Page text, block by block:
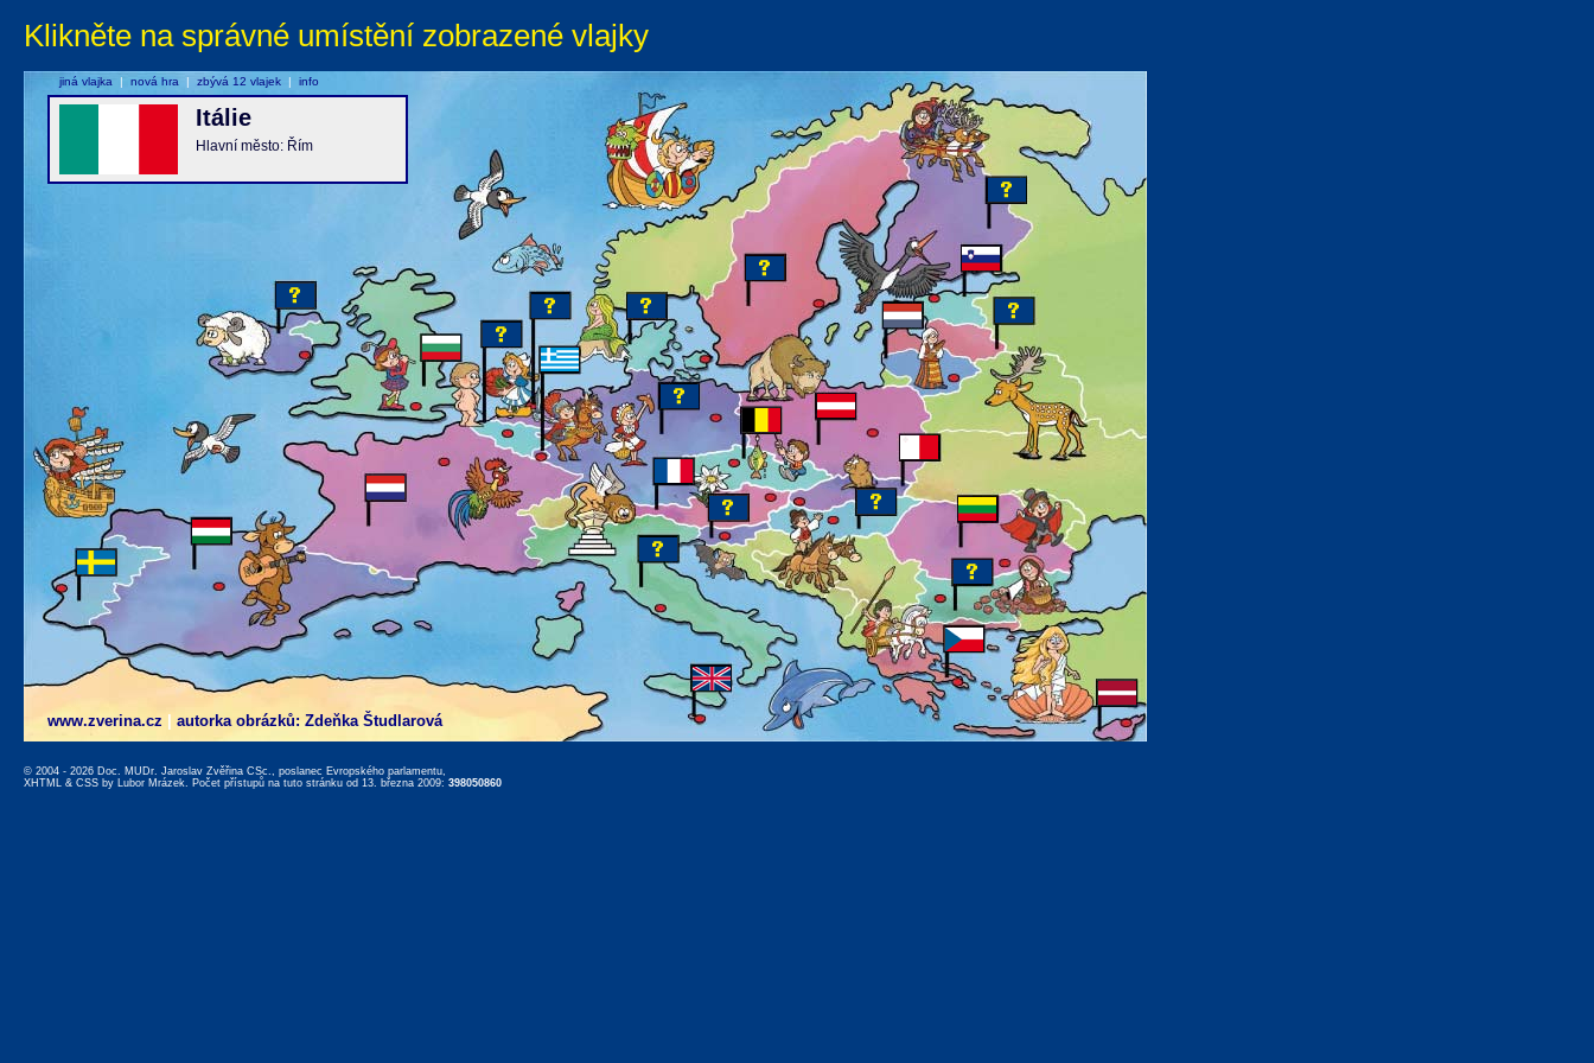
Klikněte na správné umístění zobrazené vlajky
www.zverina.cz autorka obrázků: Zdeňka Študlarová
Itálie
Hlavní město: Řím
jiná vlajka | nová hra | zbývá 12 vlajek | info
© 2004 - 2026 Doc. MUDr. Jaroslav Zvěřina CSc., poslanec Evropského parlamentu,
XHTML & CSS by Lubor Mrázek. Počet přístupů na tuto stránku od 13. března 2009: 398050860